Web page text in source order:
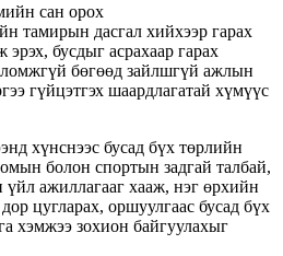
сан орох
тамирын дасгал хийхээр гарах
бусдыг асрахаар гарах
бөгөөд зайлшгүй ажлын
гүйцэтгэх шаардлагатай хүмүүс
хүнснээс бусад бүх төрлийн
болон спортын задгай талбай,
ажиллагааг хааж, нэг өрхийн
цугларах, оршуулгаас бусад бүх
хэмжээ зохион байгуулахыг